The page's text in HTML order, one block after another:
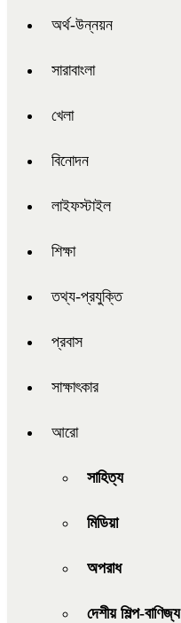
অর্থ-উন্নয়ন
সারাবাংলা
খেলা
বিনোদন
লাইফস্টাইল
শিক্ষা
তথ্য-প্রযুক্তি
প্রবাস
সাক্ষাৎকার
আরো
সাহিত্য
মিডিয়া
অপরাধ
দেশীয় শিল্প-বাণিজ্য